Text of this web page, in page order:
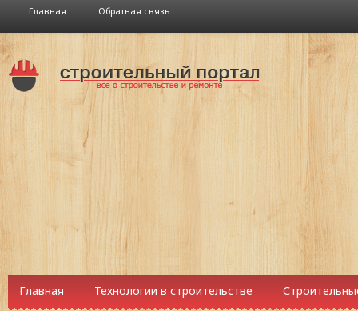
Главная Обратная связь
Главная Технологии в строительстве